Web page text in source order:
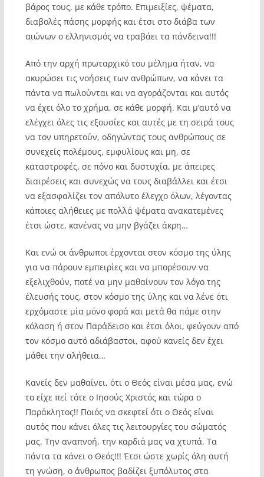
βάρος τους, με κάθε τρόπο. Επιμειξίες, ψέματα,
διαβολές πάσης μορφής και έτσι στο διάβα των
αιώνων ο ελληνισμός να τραβάει τα πάνδεινα!!!
Από την αρχή πρωταρχικό του μέλημα ήταν, να
ακυρώσει τις νοήσεις των ανθρώπων, να κάνει τα
πάντα να πωλούνται και να αγοράζονται και αυτός
να έχει όλο το χρήμα, σε κάθε μορφή. Και μ’αυτό να
ελέγχει όλες τις εξουσίες και αυτές με τη σειρά τους
να τον υπηρετούν, οδηγώντας τους ανθρώπους σε
συνεχείς πολέμους, εμφυλίους και μη, σε
καταστροφές, σε πόνο και δυστυχία, με άπειρες
διαιρέσεις και συνεχώς να τους διαβάλλει και έτσι
να εξασφαλίζει τον απόλυτο έλεγχο όλων, λέγοντας
κάποιες αλήθειες με πολλά ψέματα ανακατεμένες
έτσι ώστε, κανένας να μην βγάζει άκρη…
Και ενώ οι άνθρωποι έρχονται στον κόσμο της ύλης
για να πάρουν εμπειρίες και να μπορέσουν να
εξελιχθούν, ποτέ να μην μαθαίνουν τον λόγο της
έλευσής τους, στον κόσμο της ύλης και να λένε ότι
ερχόμαστε μία μόνο φορά και μετά θα πάμε στην
κόλαση ή στον Παράδεισο και έτσι όλοι, φεύγουν από
τον κόσμο αυτό αδιάβαστοι, αφού κανείς δεν έχει
μάθει την αλήθεια…
Κανείς δεν μαθαίνει, ότι ο Θεός είναι μέσα μας, ενώ
το είχε πεί τότε ο Ιησούς Χριστός και τώρα ο
Παράκλητος!! Ποιός να σκεφτεί ότι ο Θεός είναι
αυτός που κάνει όλες τις λειτουργίες του σώματός
μας. Την αναπνοή, την καρδιά μας να χτυπά. Τα
πάντα τα κάνει ο Θεός!!! Έτσι ώστε χωρίς όλη αυτή
τη γνώση, ο άνθρωπος βαδίζει ξυπόλυτος στα